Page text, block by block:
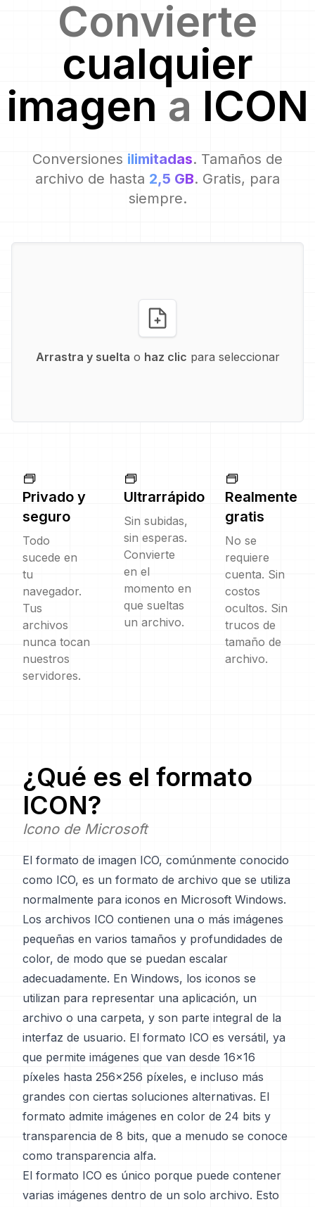
Convierte
cualquier
imagen a ICON
Conversiones ilimitadas. Tamaños de
archivo de hasta 2,5 GB. Gratis, para
siempre.
Arrastra y suelta o haz clic para seleccionar
Privado y
seguro
Todo
sucede en
tu
navegador.
Tus
archivos
nunca tocan
nuestros
servidores.
Ultrarrápido
Sin subidas,
sin esperas.
Convierte
en el
momento en
que sueltas
un archivo.
Realmente
gratis
No se
requiere
cuenta. Sin
costos
ocultos. Sin
trucos de
tamaño de
archivo.
¿Qué es el formato
ICON?
Icono de Microsoft
El formato de imagen ICO, comúnmente conocido
como ICO, es un formato de archivo que se utiliza
normalmente para iconos en Microsoft Windows.
Los archivos ICO contienen una o más imágenes
pequeñas en varios tamaños y profundidades de
color, de modo que se puedan escalar
adecuadamente. En Windows, los iconos se
utilizan para representar una aplicación, un
archivo o una carpeta, y son parte integral de la
interfaz de usuario. El formato ICO es versátil, ya
que permite imágenes que van desde 16x16
píxeles hasta 256x256 píxeles, e incluso más
grandes con ciertas soluciones alternativas. El
formato admite imágenes en color de 24 bits y
transparencia de 8 bits, que a menudo se conoce
como transparencia alfa.
El formato ICO es único porque puede contener
varias imágenes dentro de un solo archivo. Esto